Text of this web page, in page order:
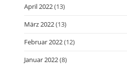
April 2022(13)
März 2022(13)
Februar 2022(12)
Januar 2022(8)